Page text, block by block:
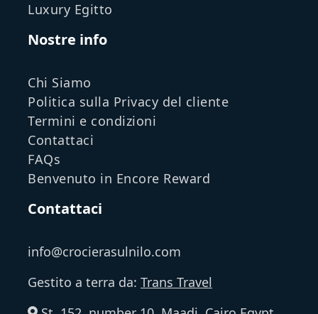
Luxury Egitto
Nostre info
Chi Siamo
Politica sulla Privacy del cliente
Termini e condizioni
Contattaci
FAQs
Benvenuto in Encore Reward
Contattaci
info@crocierasulnilo.com
Gestito a terra da: Trans Travel